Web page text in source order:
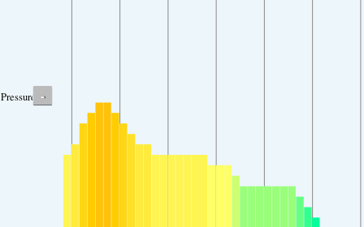
Pressure -